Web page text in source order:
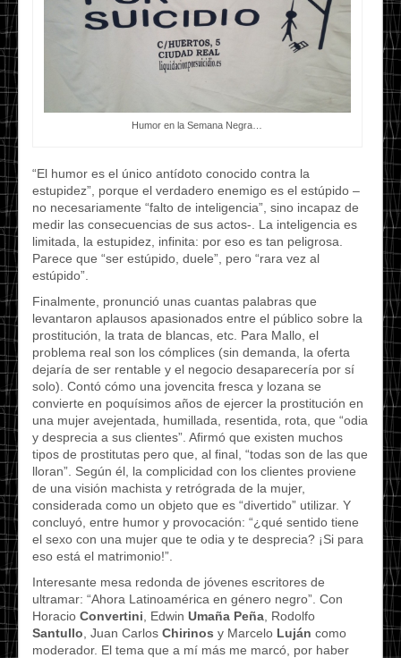
Humor en la Semana Negra…
“El humor es el único antídoto conocido contra la
estupidez”, porque el verdadero enemigo es el estúpido –
no necesariamente “falto de inteligencia”, sino incapaz de
medir las consecuencias de sus actos-. La inteligencia es
limitada, la estupidez, infinita: por eso es tan peligrosa.
Parece que “ser estúpido, duele”, pero “rara vez al
estúpido”.
Finalmente, pronunció unas cuantas palabras que
levantaron aplausos apasionados entre el público sobre la
prostitución, la trata de blancas, etc. Para Mallo, el
problema real son los cómplices (sin demanda, la oferta
dejaría de ser rentable y el negocio desaparecería por sí
solo). Contó cómo una jovencita fresca y lozana se
convierte en poquísimos años de ejercer la prostitución en
una mujer avejentada, humillada, resentida, rota, que “odia
y desprecia a sus clientes”. Afirmó que existen muchos
tipos de prostitutas pero que, al final, “todas son de las que
lloran”. Según él, la complicidad con los clientes proviene
de una visión machista y retrógrada de la mujer,
considerada como un objeto que es “divertido” utilizar. Y
concluyó, entre humor y provocación: “¿qué sentido tiene
el sexo con una mujer que te odia y te desprecia? ¡Si para
eso está el matrimonio!”.
Interesante mesa redonda de jóvenes escritores de
ultramar: “Ahora Latinoamérica en género negro”. Con
Horacio Convertini , Edwin Umaña Peña , Rodolfo
Santullo , Juan Carlos Chirinos y Marcelo Luján como
moderador. El tema que a mí más me marcó, por haber